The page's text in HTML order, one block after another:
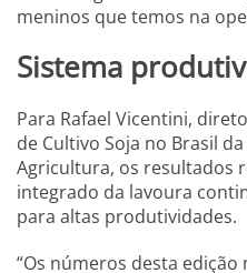
meninos que temos na
Sistema
Para Rafael Vicentini,
de Cultivo Soja no Brasil
Agricultura, os resultados
integrado da lavoura
para altas produtividades.
“Os números desta